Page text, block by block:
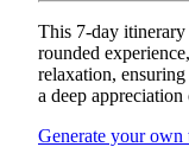
This 7-day
rounded
relaxation,
a deep
Generate your